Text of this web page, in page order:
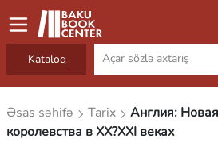
Kataloq
Əsas səhifə Tarix
Англия:
королевства в ХХ?XXI веках